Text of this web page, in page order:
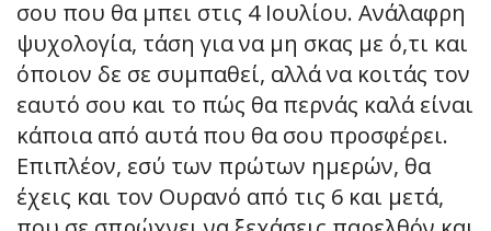
σου που θα μπει στις 4 Ιουλίου. Ανάλαφρη
ψυχολογία, τάση για να μη σκας με ό,τι και
όποιον δε σε συμπαθεί, αλλά να κοιτάς τον
εαυτό σου και το πώς θα περνάς καλά είναι
κάποια από αυτά που θα σου προσφέρει.
Επιπλέον, εσύ των πρώτων ημερών, θα
έχεις και τον Ουρανό από τις 6 και μετά,